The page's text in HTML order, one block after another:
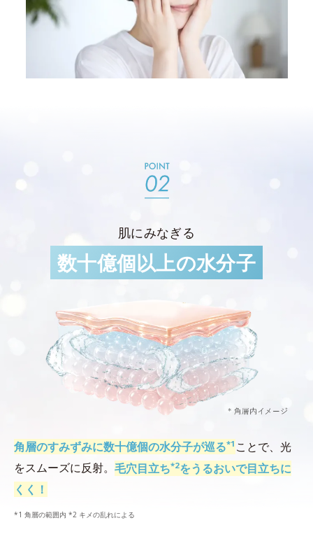
肌にみなぎる
数十億個以上の水分子
角層のすみずみに数十億個の水分子が巡る*1 ことで、光
をスムーズに反射。 毛穴目立ち*2をうるおいで目立ちに
くく！
*1 角層の範囲内 *2 キメの乱れによる